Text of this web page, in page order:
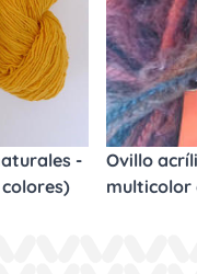
-
Ovillo
multicolor